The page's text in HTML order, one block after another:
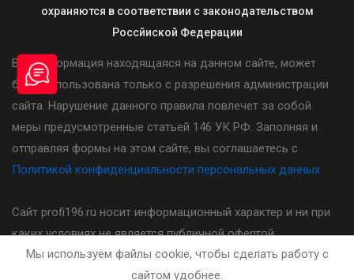
охраняются в соответствии с законодательством
Россйиской Федерации
Вся информация находящаяся на данном сайте, может
быть использована только с разрешения администрации
сайта. Нарушение данного правила повлечет за собой
меры предусмотренные статьей 146 УК РФ. Заполняя и
отправляя формы на этом сайте, вы соглашаетесь с
Политикой конфиденциальности персональных данных
Сайт profi196.ru носит информационный характер и ни при
каких условиях не является публичной офертой,
определяемой положениями статьи 437(2) Гражданского
кодекса Российской Федерации. Стоимость, порядок и
Мы используем файлы cookie, чтобы сделать работу с
сайтом удобнее.